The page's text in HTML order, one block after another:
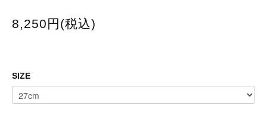
8,250円(税込)
SIZE